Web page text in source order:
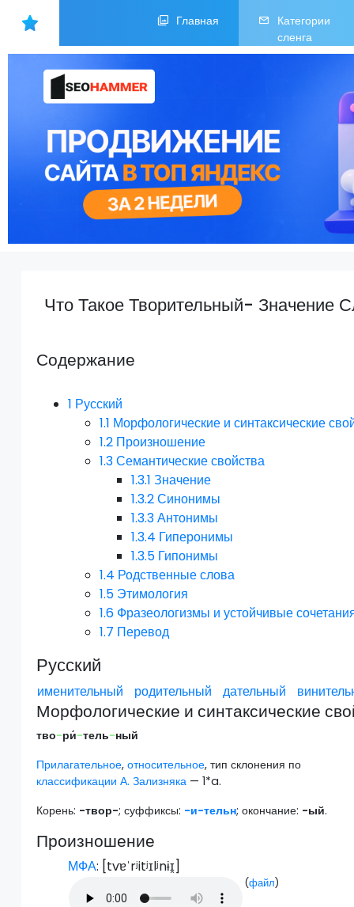
Главная
Категории
сленга
Что Такое Творительный- Значение
Содержание
1 Русский
1.1 Морфологические и синтаксические
1.2 Произношение
1.3Семантические свойства
1.3.1 Значение
1.3.2Синонимы
1.3.3Антонимы
1.3.4 Гиперонимы
1.3.5 Гипонимы
1.4 Родственные слова
1.5 Этимология
1.6 Фразеологизмы и устойчивые
1.7 Перевод
Русский
именительный родительный дательный
Морфологические и синтаксические
тво-ри́-тель-ный
Прилагательное,относительное, тип склонения по
классификации А. Зализняка — 1*a.
Корень: -твор-; суффиксы: -и-тельн; окончание: -ый.
Произношение
МФА: [tvɐˈrʲitʲɪlʲnɨɪ̯]
(файл)